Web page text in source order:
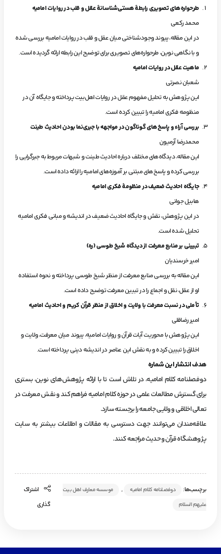
طرحواره‌های تصویری رابطۀ هستی‌شناسانۀ عقل و قلب در روایات امامیه
محمد رکعی
در این مقاله، پیوند وجودشناختی میان عقل و قلب در روایات امامیه بررسی شده
و با نگاهی نوین، طرحواره‌های تصویری برای توضیح این رابطه ارائه گردیده است.
ماهیت عقل در روایات امامیه
شعبان نصرتی
این پژوهش به تحلیل مفهوم عقل در روایات اهل‌بیت پرداخته و جایگاه آن در
منظومه فکری امامیه را تبیین کرده است.
بررسی آراء و پاسخ‌های گوناگون در مواجهه با جبری‌نما بودن احادیث طینت
محمدرضا آرمیون
این مقاله، دیدگاه‌های مختلف درباره احادیث طینت و شبهات مربوط به جبرگرایی را
بررسی کرده و پاسخ‌های مبتنی بر آموزه‌های امامیه را ارائه داده است.
جایگاه احادیث ضعیف در منظومۀ فکری امامیه
هابیل جوانی
در این پژوهش، نقش و جایگاه احادیث ضعیف در اندیشه و مبانی فکری امامیه
تحلیل شده است.
تبیینی بر منابع معرفت از دیدگاه شیخ طوسی (ره)
امیر خرسندیان
این مقاله به بررسی منابع معرفت از منظر شیخ طوسی پرداخته و نحوه استفاده
او از عقل، نقل و اجماع را در تبیین معرفت توضیح داده است.
تأملی در نسبت معرفت با ولایت و اخلاق از منظر قرآن کریم و احادیث امامیه
امیر رضاقلی
این پژوهش با محوریت آیات قرآن و روایات امامیه، پیوند میان معرفت، ولایت و
اخلاق را تبیین کرده و به نقش این عناصر در اندیشه دینی پرداخته است.
هدف انتشار این شماره
دوفصلنامه کلام امامیه، در تلاش است تا با ارائه پژوهش‌های نوین، بستری
برای گسترش مطالعات علمی در حوزه کلام امامیه فراهم کند و نقش معرفت در
تعالی اخلاقی و ولایی جامعه را برجسته سازد.
علاقه‌مندان می‌توانند جهت دسترسی به مقالات و اطلاعات بیشتر به سایت
پژوهشگاه قرآن و حدیث مراجعه کنند.
برچسب‌ها: دوفصلنامه کلام امامیه ,
موسسه معارف اهل بیت
علیهم السلام
اشتراک
گذاری